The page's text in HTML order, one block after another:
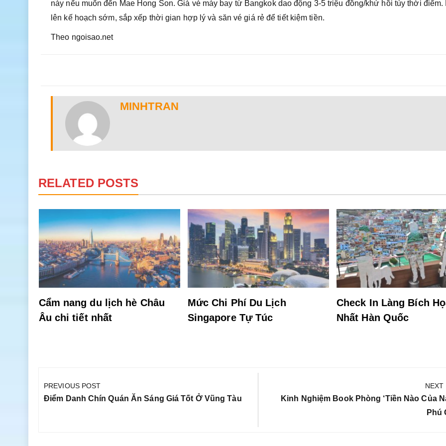
này nếu muốn đến Mae Hong Son. Giá vé máy bay từ Bangkok dao động 3-5 triệu đồng/khứ hồi tùy thời điểm.
lên kế hoạch sớm, sắp xếp thời gian hợp lý và săn vé giá rẻ để tiết kiệm tiền.
Theo ngoisao.net
MINHTRAN
RELATED POSTS
Cẩm nang du lịch hè Châu
Âu chi tiết nhất
Mức Chi Phí Du Lịch
Singapore Tự Túc
Check In Làng Bích
Nhất Hàn Quốc
hướng
bài
PREVIOUS POST
Previous
Điểm Danh Chín Quán Ăn Sáng Giá Tốt Ở Vũng Tàu
NEXT
Next
Kinh Nghiệm Book Phòng ‘tiền Nào Của
Phú